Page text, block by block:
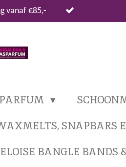
vanaf €85,-
SNAPBARS
BANGLE BANDS